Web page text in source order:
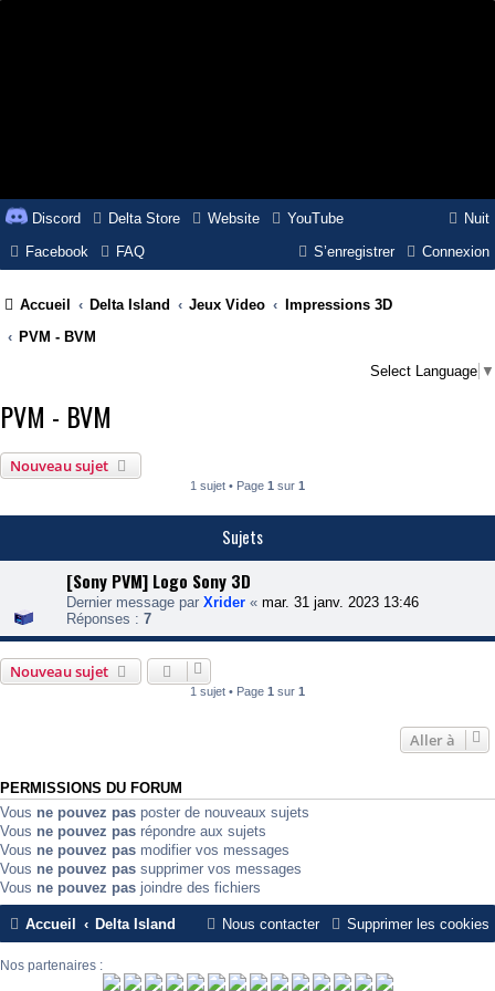
Nuit
Discord Delta Store Website
YouTube
Facebook
FAQ Connexion
S’enregistrer
Accueil Delta Island Jeux Video
Impressions 3D
PVM - BVM
Select Language ▼
PVM - BVM
Nouveau sujet
1 sujet • Page 1 sur 1
Sujets
[Sony PVM] Logo Sony 3D
Dernier message par Xrider « mar. 31 janv. 2023 13:46
Réponses : 7
Nouveau sujet
1 sujet • Page 1 sur 1
Aller à
PERMISSIONS DU FORUM
Vous ne pouvez pas poster de nouveaux sujets
Vous ne pouvez pas répondre aux sujets
Vous ne pouvez pas modifier vos messages
Vous ne pouvez pas supprimer vos messages
Vous ne pouvez pas joindre des fichiers
Accueil Delta Island Supprimer les cookies
Nous contacter
Nos partenaires :